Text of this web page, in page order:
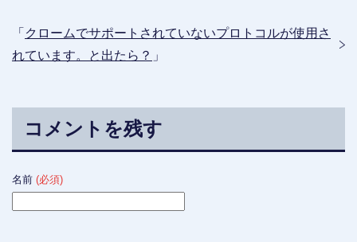
「 クロームでサポートされていないプロトコルが使用さ
れています。と出たら？ 」
コメントを残す
名前 (必須)